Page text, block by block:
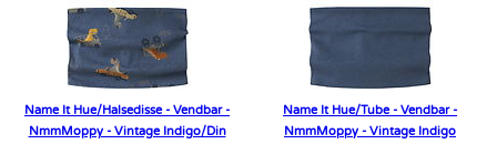
Name It Hue/Halsedisse - Vendbar -
NmmMoppy - Vintage Indigo/Din
Name It Hue/Tube - Vendbar -
NmmMoppy - Vintage Indigo